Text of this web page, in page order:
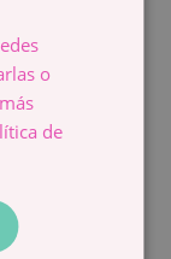
la
o
de